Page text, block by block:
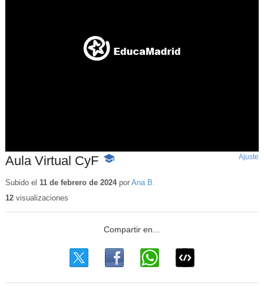
Aula Virtual CyF -
educativo
Ajuste
Subido el 11 de febrero de 2024por Ana B.
12visualizaciones